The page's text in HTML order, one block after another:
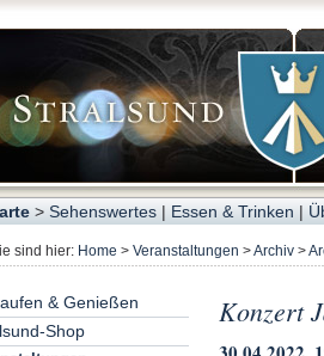
> Sehenswertes| Essen & Trinken |
sind hier: Home > Veranstaltungen >Archiv>
& Genießen
Shop
Konzert